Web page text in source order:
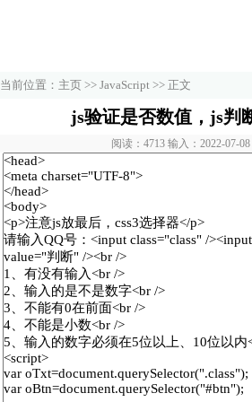
当前位置： 主页 >> JavaScript >> 正文
js验证是否数值，js判
阅读：4713 输入：2022-07-08